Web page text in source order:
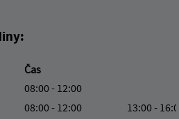
Čas
08:00 - 12:00
08:00 - 12:00
13:00 - 16:00